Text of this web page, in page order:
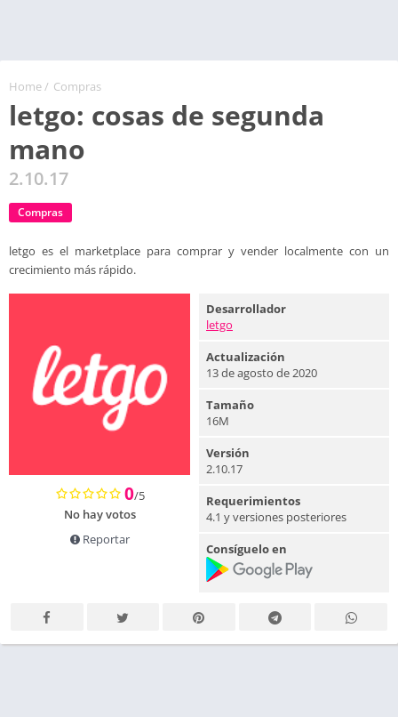
Home/ Compras
letgo: cosas de segunda
mano
2.10.17
Compras
letgo es el marketplace para comprar y vender localmente con un
crecimiento más rápido.
0/5
No hay votos
Reportar
Desarrollador
letgo
Actualización
13 de agosto de 2020
Tamaño
16M
Versión
2.10.17
Requerimientos
4.1 y versiones posteriores
Consíguelo en